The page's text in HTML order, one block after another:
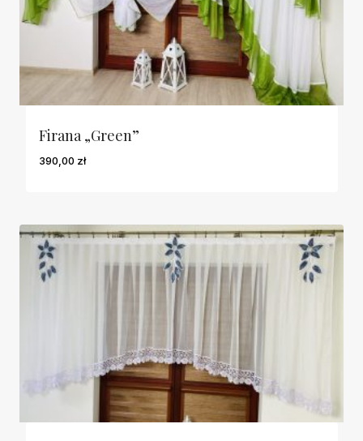
Firana „Green”
390,00 zł